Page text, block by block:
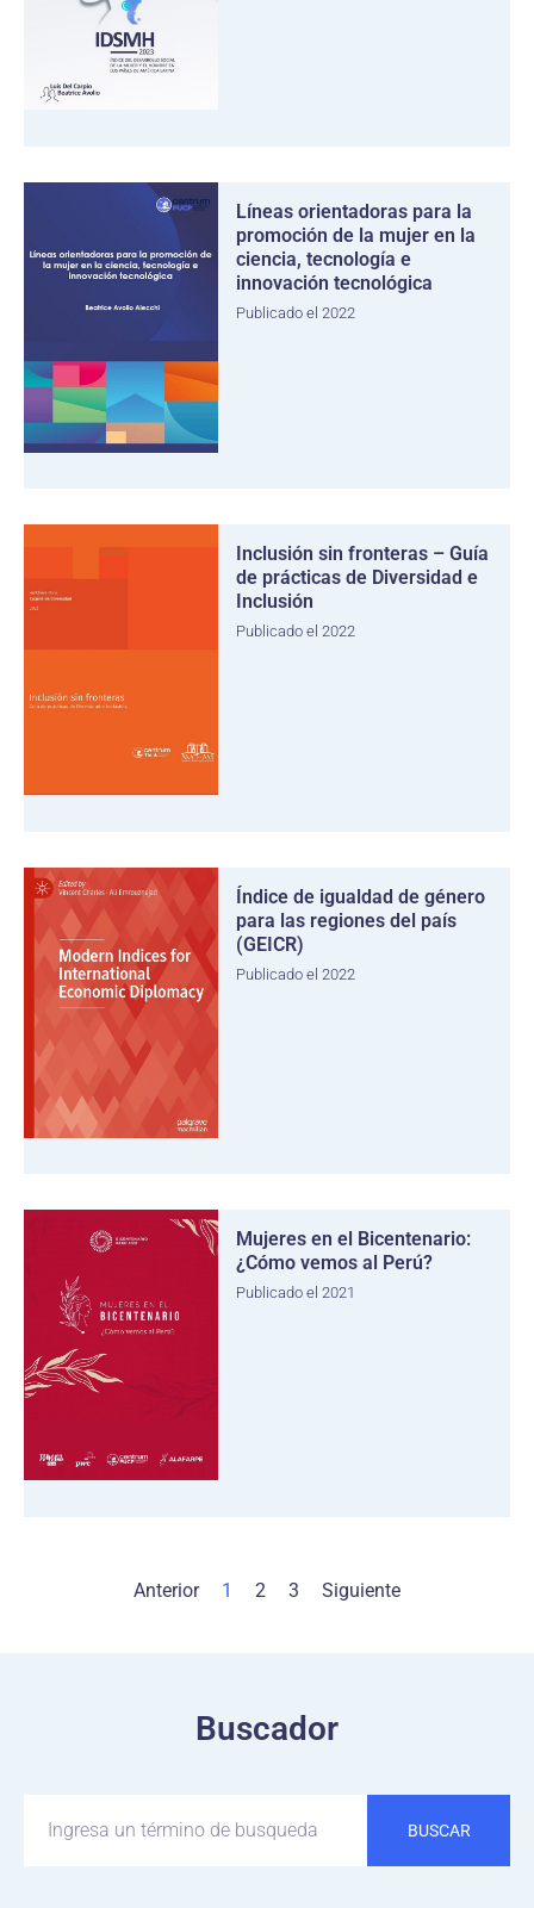
Líneas orientadoras para la
promoción de la mujer en la
ciencia, tecnología e
innovación tecnológica
Publicado el 2022
Inclusión sin fronteras – Guía
de prácticas de Diversidad e
Inclusión
Publicado el 2022
Índice de igualdad de género
para las regiones del país
(GEICR)
Publicado el 2022
Mujeres en el Bicentenario:
¿Cómo vemos al Perú?
Publicado el 2021
Anterior 1 2 3 Siguiente
Buscador
BUSCAR